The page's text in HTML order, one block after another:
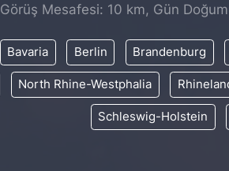
Görüş Mesafesi: 10 km, Gün
Bavaria Berlin Brandenburg
North Rhine-Westphalia
Schleswig-Holstein